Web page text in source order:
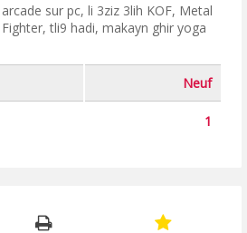
sur pc, li 3ziz 3lih KOF, Metal
tli9 hadi, makayn ghir yoga
Neuf
1